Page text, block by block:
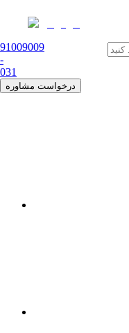
91009009
-
031
درخواست مشاوره